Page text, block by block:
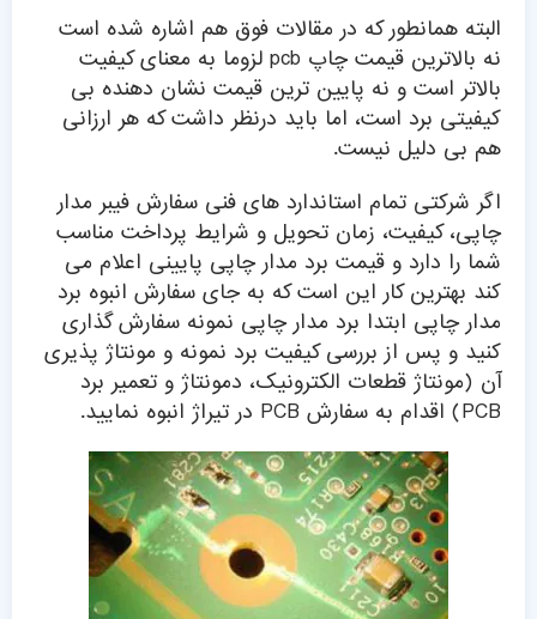
البته همانطور که در مقالات فوق هم اشاره شده است
نه بالاترین قیمت چاپ pcb لزوما به معنای کیفیت
بالاتر است و نه پایین ترین قیمت نشان دهنده بی
کیفیتی برد است، اما باید درنظر داشت که هر ارزانی
هم بی دلیل نیست.
اگر شرکتی تمام استاندارد های فنی سفارش فیبر مدار
چاپی، کیفیت، زمان تحویل و شرایط پرداخت مناسب
شما را دارد و قیمت برد مدار چاپی پایینی اعلام می
کند بهترین کار این است که به جای سفارش انبوه برد
مدار چاپی ابتدا برد مدار چاپی نمونه سفارش گذاری
کنید و پس از بررسی کیفیت برد نمونه و مونتاژ پذیری
آن (مونتاژ قطعات الکترونیک، دمونتاژ و تعمیر برد
PCB) اقدام به سفارش PCB در تیراژ انبوه نمایید.